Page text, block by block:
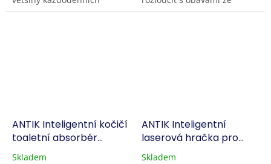
povinností spojených s péčí
zmeškaných jídel nebo
ANTIK Inteligentní kočičí
toaletní absorbér
zápachu
Skladem
ANTIK Inteligentní
laserová hračka pro
kočky
Skladem